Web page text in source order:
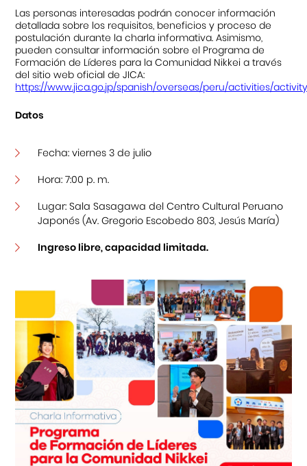
Las personas interesadas podrán conocer información
detallada sobre los requisitos, beneficios y proceso de
postulación durante la charla informativa. Asimismo,
pueden consultar información sobre el Programa de
Formación de Líderes para la Comunidad Nikkei a través
del sitio web oficial de JICA:
https://www.jica.go.jp/spanish/overseas/peru/activities/
Datos
Fecha: viernes 3 de julio
Hora: 7:00 p. m.
Lugar: Sala Sasagawa del Centro Cultural Peruano
Japonés (Av. Gregorio Escobedo 803, Jesús María)
Ingreso libre, capacidad limitada.